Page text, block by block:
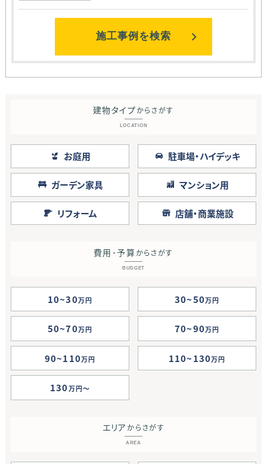
施工事例を検索
建物タイプからさがす
LOCATION
お庭用 駐車場・ハイデッキ
ガーデン家具 マンション用
リフォーム 店舗・商業施設
費用･予算からさがす
BUDGET
10~30万円 30~50万円
50~70万円 70~90万円
90~110万円 110~130万円
130万円
エリア からさがす
AREA